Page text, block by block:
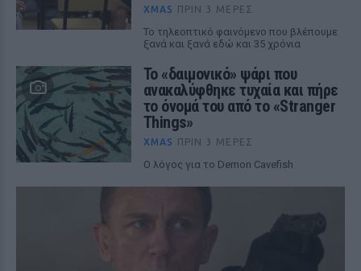
XMAS ΠΡΙΝ 3 ΜΈΡΕΣ
Το τηλεοπτικό φαινόμενο που βλέπουμε
ξανά και ξανά εδώ και 35 χρόνια
Το «δαιμονικό» ψάρι που
ανακαλύφθηκε τυχαία και πήρε
το όνομά του από το «Stranger
Things»
XMAS ΠΡΙΝ 3 ΜΈΡΕΣ
Ο λόγος για το Demon Cavefish